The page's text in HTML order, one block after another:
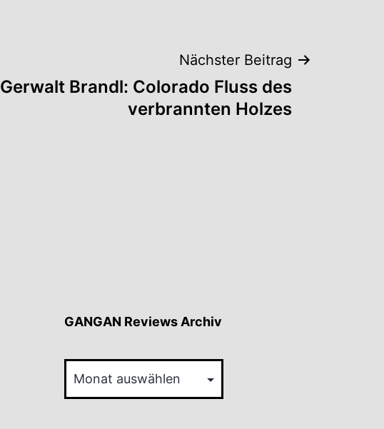
Nächster Beitrag
Gerwalt Brandl: Colorado Fluss des
verbrannten Holzes
GANGAN Reviews Archiv
Reviews
Archiv